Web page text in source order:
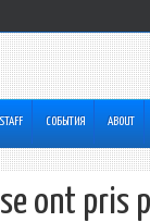
СОБЫТИЯ ABOUT
ont